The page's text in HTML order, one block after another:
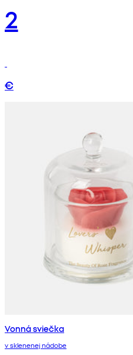
2
€
Vonná sviečka
v sklenenej nádobe